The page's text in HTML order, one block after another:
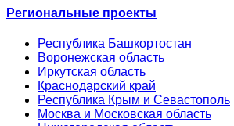
Региональные проекты
Республика Башкортостан
Воронежская область
Иркутская область
Краснодарский край
Республика Крым и Севастополь
Москва и Московская область